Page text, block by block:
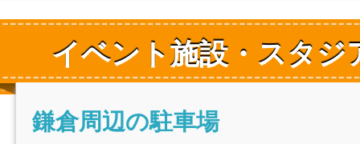
イベント施設・スタジ
鎌倉周辺の駐車場